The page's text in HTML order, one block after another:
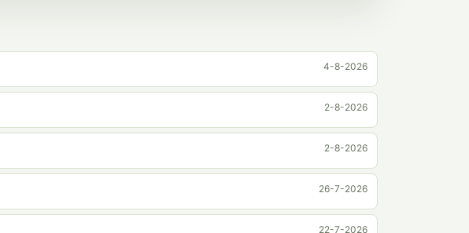
4-8-2026
2-8-2026
2-8-2026
26-7-2026
22-7-2026